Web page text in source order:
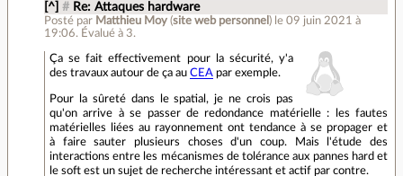
[^] # Re: Attaques hardware
Posté par Matthieu Moy(site web personnel ) le 09 juin 2021 à
19:06. Évalué à 3.
Ça se fait effectivement pour la sécurité, y'a
des travaux autour de ça au CEApar exemple.
Pour la sûreté dans le spatial, je ne crois pas
qu'on arrive à se passer de redondance matérielle : les fautes
matérielles liées au rayonnement ont tendance à se propager et
à faire sauter plusieurs choses d'un coup. Mais l'étude des
interactions entre les mécanismes de tolérance aux pannes hard et
le soft est un sujet de recherche intéressant et actif par contre.